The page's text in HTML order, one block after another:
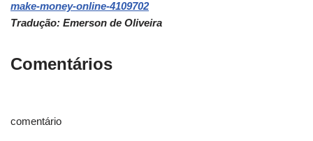
make-money-online-4109702
Tradução: Emerson de Oliveira
Comentários
comentário